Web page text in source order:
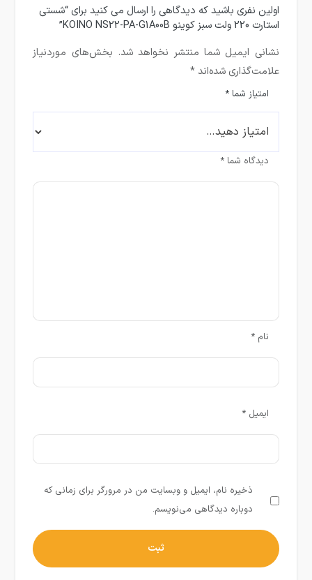
اولین نفری باشید که دیدگاهی را ارسال می کنید برای “شستی
استارت 220 ولت سبز کوینو KOINO NS22-PA-G1A00B”
نشانی ایمیل شما منتشر نخواهد شد. بخش‌های موردنیاز
علامت‌گذاری شده‌اند*
امتیاز شما*
دیدگاه شما*
نام*
ایمیل*
ذخیره نام، ایمیل و وبسایت من در مرورگر برای زمانی که
دوباره دیدگاهی می‌نویسم.